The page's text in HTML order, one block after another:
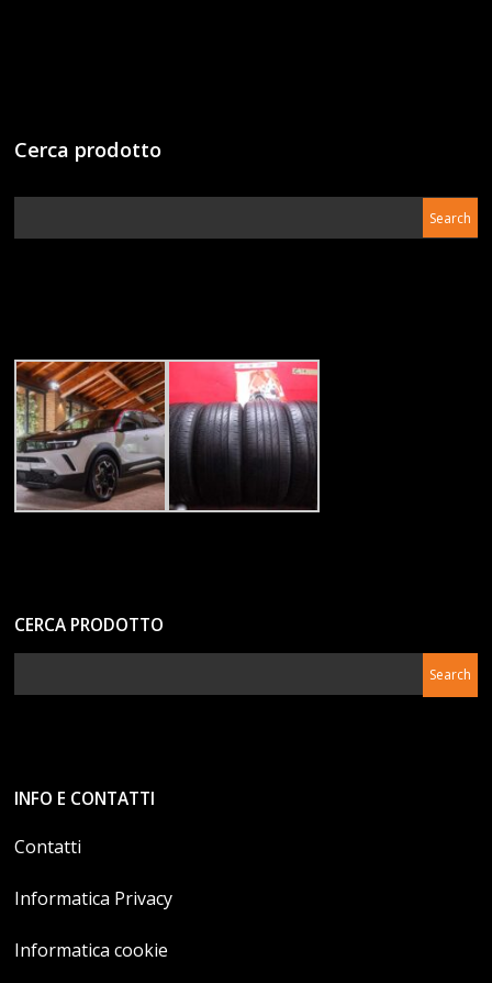
Cerca prodotto
CERCA PRODOTTO
INFO E CONTATTI
Contatti
Informatica Privacy
Informatica cookie